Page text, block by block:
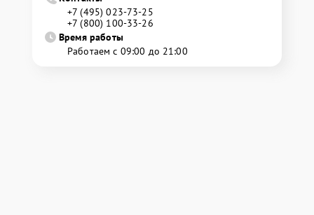
+7 (495) 023-73-25
+7 (800) 100-33-26
Время работы
Работаем с 09:00 до 21:00